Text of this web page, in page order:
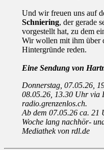
Und wir freuen uns auf
Schniering, der gerade
vorgestellt hat, zu dem
Wir wollen mit ihm über
Hintergründe reden.
Eine Sendung von
Donnerstag, 07.05.26,
08.05.26, 13.30 Uhr via
radio.grenzenlos.ch.
Ab dem 07.05.26 ca. 21
Woche lang nachhör-
Mediathek von rdl.de